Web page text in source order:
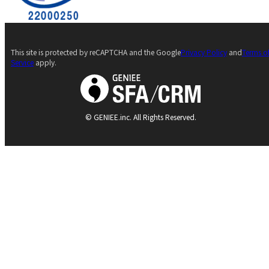
© GENIEE.inc. All Rights Reserved.
This site is protected by reCAPTCHA and the GooglePrivacy Policy andTerms
Service apply.